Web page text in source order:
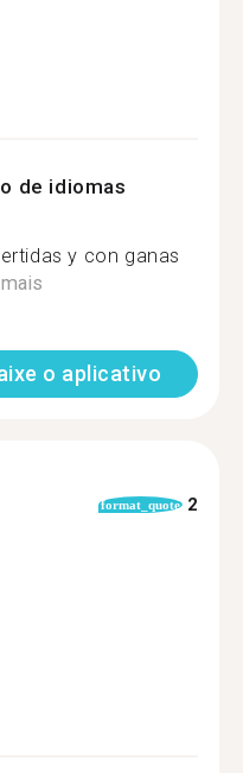
de idiomas
y con ganas
o aplicativo
format_quote 2